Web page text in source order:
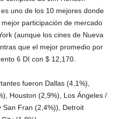
uno de los 10 mejores donde
participación de mercado
(aunque los cines de Nueva
que el mejor promedio por
6 DI con $ 12,170.
fueron Dallas (4,1%),
Houston (2,9%), Los Ángeles /
San Fran (2,4%)), Detroit